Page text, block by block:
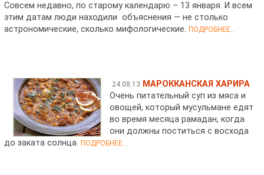
Совсем недавно, по старому календарю – 13 января. И всем
этим датам люди находили объяснения — не столько
астрономические, сколько мифологические.ПОДРОБНЕЕ...
24.08.13 МАРОККАНСКАЯ ХАРИРА
Очень питательный суп из мяса и
овощей, который мусульмане едят
во время месяца рамадан, когда
они должны поститься с восхода
до заката солнца.ПОДРОБНЕЕ...